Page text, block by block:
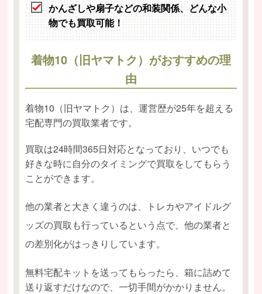
かんざしや扇子などの和装関係、どんな小
物でも買取可能！
着物10（旧ヤマトク）がおすすめの理
由
着物10（旧ヤマトク）は、運営歴が25年を超える
宅配専門の買取業者です。
買取は24時間365日対応となっており、いつでも
好きな時に自分のタイミングで買取をしてもらう
ことができます。
他の業者と大きく違うのは、トレカやアイドルグ
ッズの買取も行っているという点で、他の業者と
の差別化がはっきりしています。
無料宅配キットを送ってもらったら、箱に詰めて
送り返すだけなので、一切手間がかかりません。